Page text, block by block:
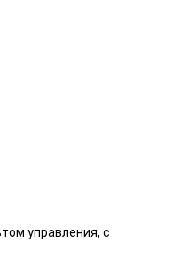
управления, с